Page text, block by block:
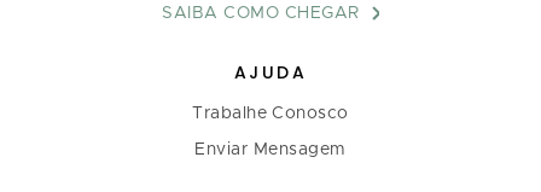
SAIBA COMO CHEGAR
AJUDA
Trabalhe Conosco
Enviar Mensagem